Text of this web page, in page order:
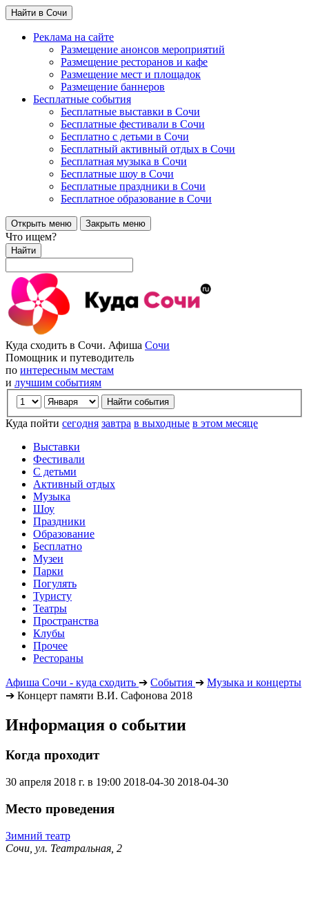
Найти в Сочи
Реклама на сайте
Размещение анонсов мероприятий
Размещение ресторанов и кафе
Размещение мест и площадок
Размещение баннеров
Бесплатные события
Бесплатные выставки в Сочи
Бесплатные фестивали в Сочи
Бесплатно с детьми в Сочи
Бесплатный активный отдых в Сочи
Бесплатная музыка в Сочи
Бесплатные шоу в Сочи
Бесплатные праздники в Сочи
Бесплатное образование в Сочи
Открыть меню Закрыть меню
Что ищем?
Найти
Куда сходить в Сочи. Афиша Сочи
Помощник и путеводитель
по интересным местам
и лучшим событиям
Куда пойти сегодня завтра в выходные в этом месяце
Выставки
Фестивали
С детьми
Активный отдых
Музыка
Шоу
Праздники
Образование
Бесплатно
Музеи
Парки
Погулять
Туристу
Театры
Пространства
Клубы
Прочее
Рестораны
Афиша Сочи - куда сходить ➔ События ➔ Музыка и концерты
➔ Концерт памяти В.И. Сафонова 2018
Информация о событии
Когда проходит
30 апреля 2018 г. в 19:00 2018-04-30 2018-04-30
Место проведения
Зимний театр
Сочи, ул. Театральная, 2